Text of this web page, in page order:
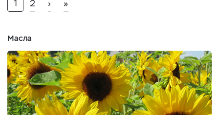
1 2 › »
Масла